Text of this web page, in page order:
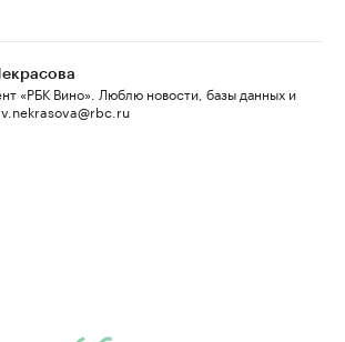
«РБК Вино». Люблю новости, базы данных и